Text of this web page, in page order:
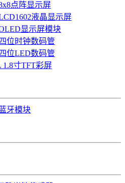
点阵显示屏
液晶显示屏
显示屏模块
位时钟数码管
位LED数码管
1.8寸TFT彩屏
牙模块